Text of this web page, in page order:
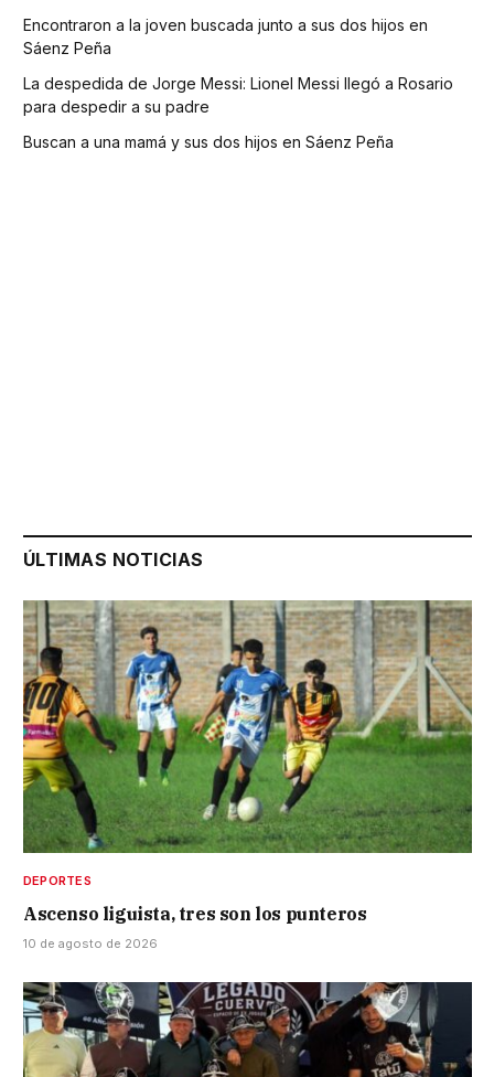
Encontraron a la joven buscada junto a sus dos hijos en
Sáenz Peña
La despedida de Jorge Messi: Lionel Messi llegó a Rosario
para despedir a su padre
Buscan a una mamá y sus dos hijos en Sáenz Peña
ÚLTIMAS NOTICIAS
DEPORTES
Ascenso liguista, tres son los punteros
10 de agosto de 2026